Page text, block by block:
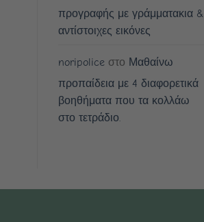
προγραφής με γράμματακια &
αντίστοιχες εικόνες
noripoliceστο Μαθαίνω
προπαίδεια με 4 διαφορετικά
βοηθήματα που τα κολλάω
στο τετράδιο.